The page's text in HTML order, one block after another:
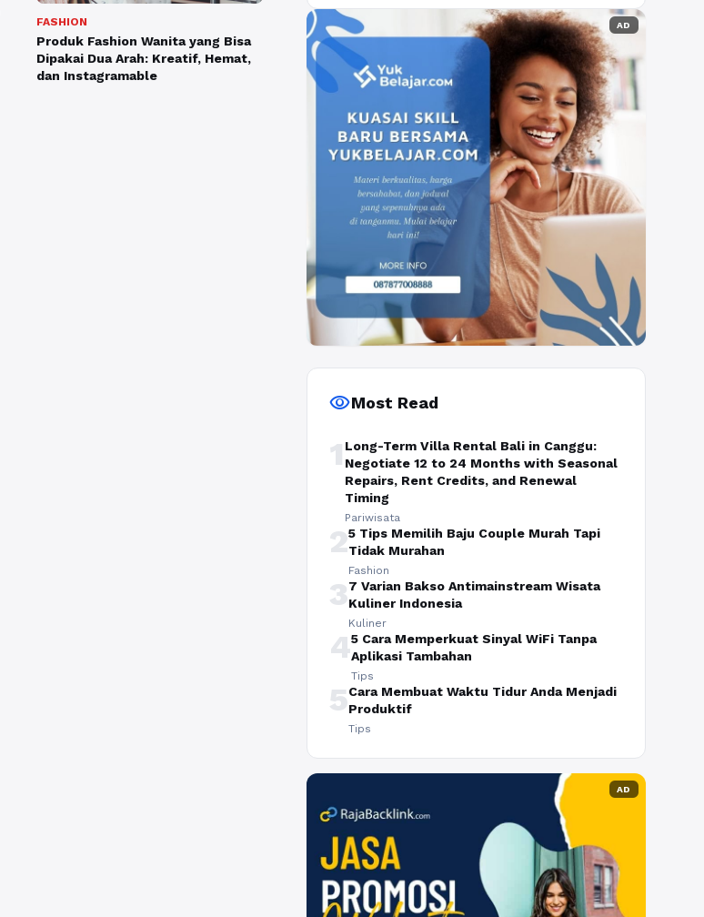
FASHION
Produk Fashion Wanita yang Bisa
Dipakai Dua Arah: Kreatif, Hemat,
dan Instagramable
AD
visibilityMost Read
1 Long-Term Villa Rental Bali in Canggu:
Negotiate 12 to 24 Months with Seasonal
Repairs, Rent Credits, and Renewal
Timing
Pariwisata
25 Tips Memilih Baju Couple Murah Tapi
Tidak Murahan
Fashion
37 Varian Bakso Antimainstream Wisata
Kuliner Indonesia
Kuliner
45 Cara Memperkuat Sinyal WiFi Tanpa
Aplikasi Tambahan
Tips
5Cara Membuat Waktu Tidur Anda Menjadi
Produktif
Tips
AD